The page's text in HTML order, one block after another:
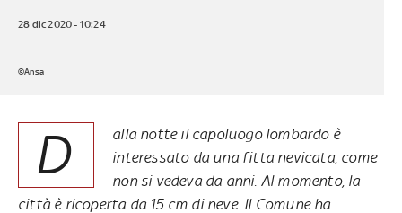
28 dic 2020 - 10:24
©Ansa
D
alla notte il capoluogo lombardo è
interessato da una fitta nevicata, come
non si vedeva da anni. Al momento, la
città è ricoperta da 15 cm di neve. Il Comune ha